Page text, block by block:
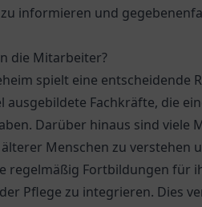
informieren und
die Mitarbeiter?
spielt eine entscheidende
ausgebildete Fachkräfte, die
Darüber hinaus sind viele
Menschen zu verstehen
regelmäßig Fortbildungen für
Pflege zu integrieren. Dies